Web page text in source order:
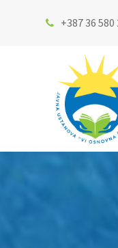
+387 36 580